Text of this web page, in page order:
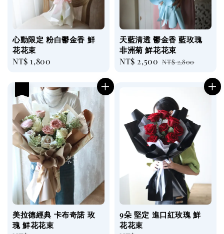
心動限定 粉白鬱金香 鮮
花花束
Regular
NT$ 1,800
天藍清透 鬱金香 藍玫瑰
非洲菊 鮮花花束
Sale
NT$ 2,500 Regular
NT$ 2,800
美拉德經典 卡布奇諾 玫
瑰 鮮花花束
9朵 堅定 進口紅玫瑰 鮮
花花束